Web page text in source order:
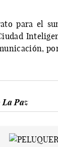
para el
Paz